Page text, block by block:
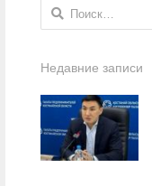
Найти:
Недавние записи